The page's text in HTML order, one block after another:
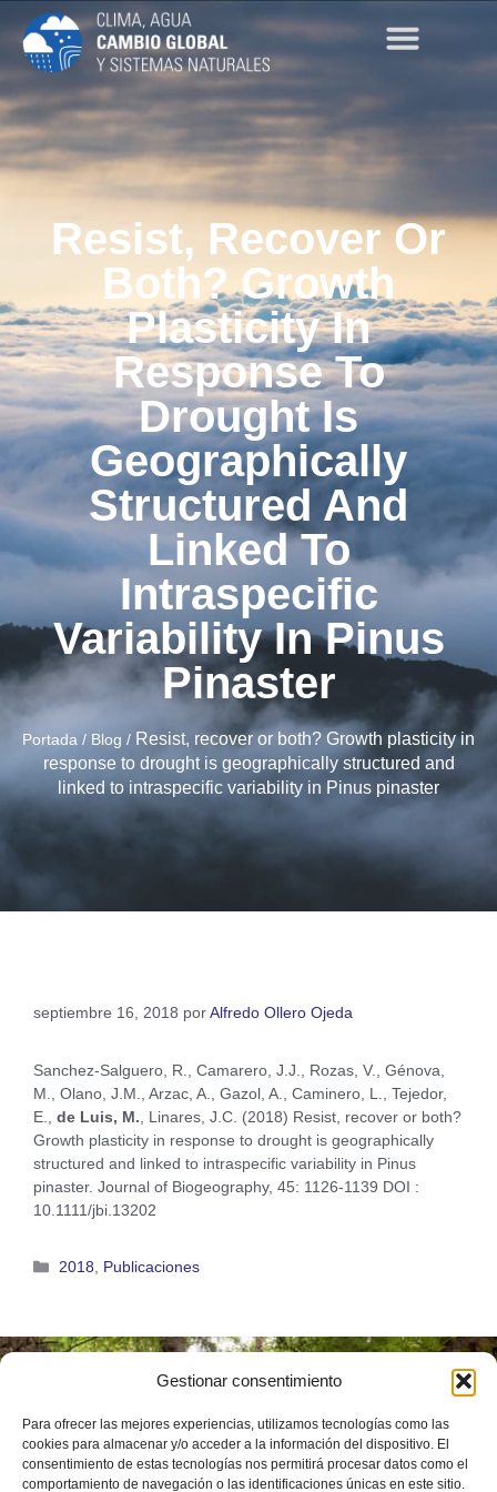
Gestionar consentimiento
Para ofrecer las mejores experiencias, utilizamos tecnologías como las
cookies para almacenar y/o acceder a la información del dispositivo. El
consentimiento de estas tecnologías nos permitirá procesar datos como el
comportamiento de navegación o las identificaciones únicas en este sitio.
Resist, Recover Or
Both? Growth
Plasticity In
Response To
Drought Is
Geographically
Structured And
Linked To
Intraspecific
Variability In Pinus
Pinaster
Portada / Blog / Resist, recover or both? Growth plasticity in
response to drought is geographically structured and
linked to intraspecific variability in Pinus pinaster
septiembre 16, 2018 porAlfredo Ollero Ojeda
Sanchez-Salguero, R., Camarero, J.J., Rozas, V., Génova,
M., Olano, J.M., Arzac, A., Gazol, A., Caminero, L., Tejedor,
E., de Luis, M. , Linares, J.C. (2018) Resist, recover or both?
Growth plasticity in response to drought is geographically
structured and linked to intraspecific variability in Pinus
pinaster. Journal of Biogeography, 45: 1126-1139 DOI :
10.1111/jbi.13202
2018, Publicaciones
Universitario de
Investigación en
Ciencias
Ambientales de
Aragón (IUCA)